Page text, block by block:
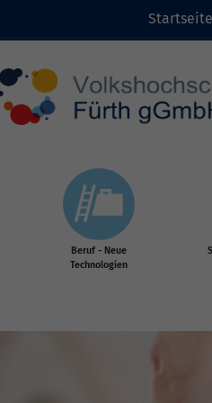
Startseite
Beruf - Neue
Technologien